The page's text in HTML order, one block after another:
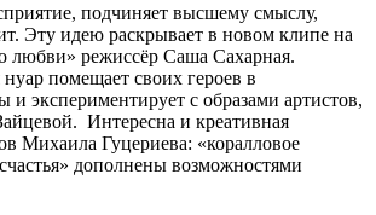
подчиняет высшему смыслу,
Эту идею раскрывает в новом клипе на
любви» режиссёр Саша Сахарная.
помещает своих героев в
и экспериментирует с образами артистов,
Интересна и креативная
Михаила Гуцериева: «коралловое
дополнены возможностями